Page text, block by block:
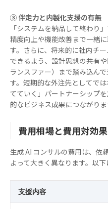
③ 伴走力と内製化支援の有無
「システムを納品して終わり
精度向上や機能改善まで一緒
す。さらに、将来的に社内チ
できるよう、設計思想の共有
ランスファー）まで踏み込ん
す。短期的な外注先としてで
てていく」パートナーシップ
的なビジネス成果につながりま
費用相場と費用対効
生成 AI コンサルの費用は、依
よって大きく異なります。以
支援内容